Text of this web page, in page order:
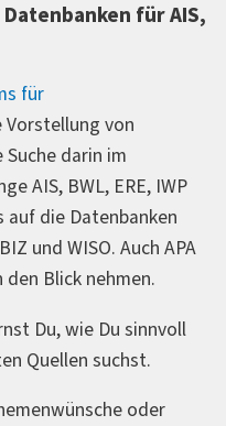
für AIS,
für
von
darin im
AIS, BWL, ERE, IWP
auf die Datenbanken
und WISO. Auch APA
Blick nehmen.
Du, wie Du sinnvoll
Quellen suchst.
oder